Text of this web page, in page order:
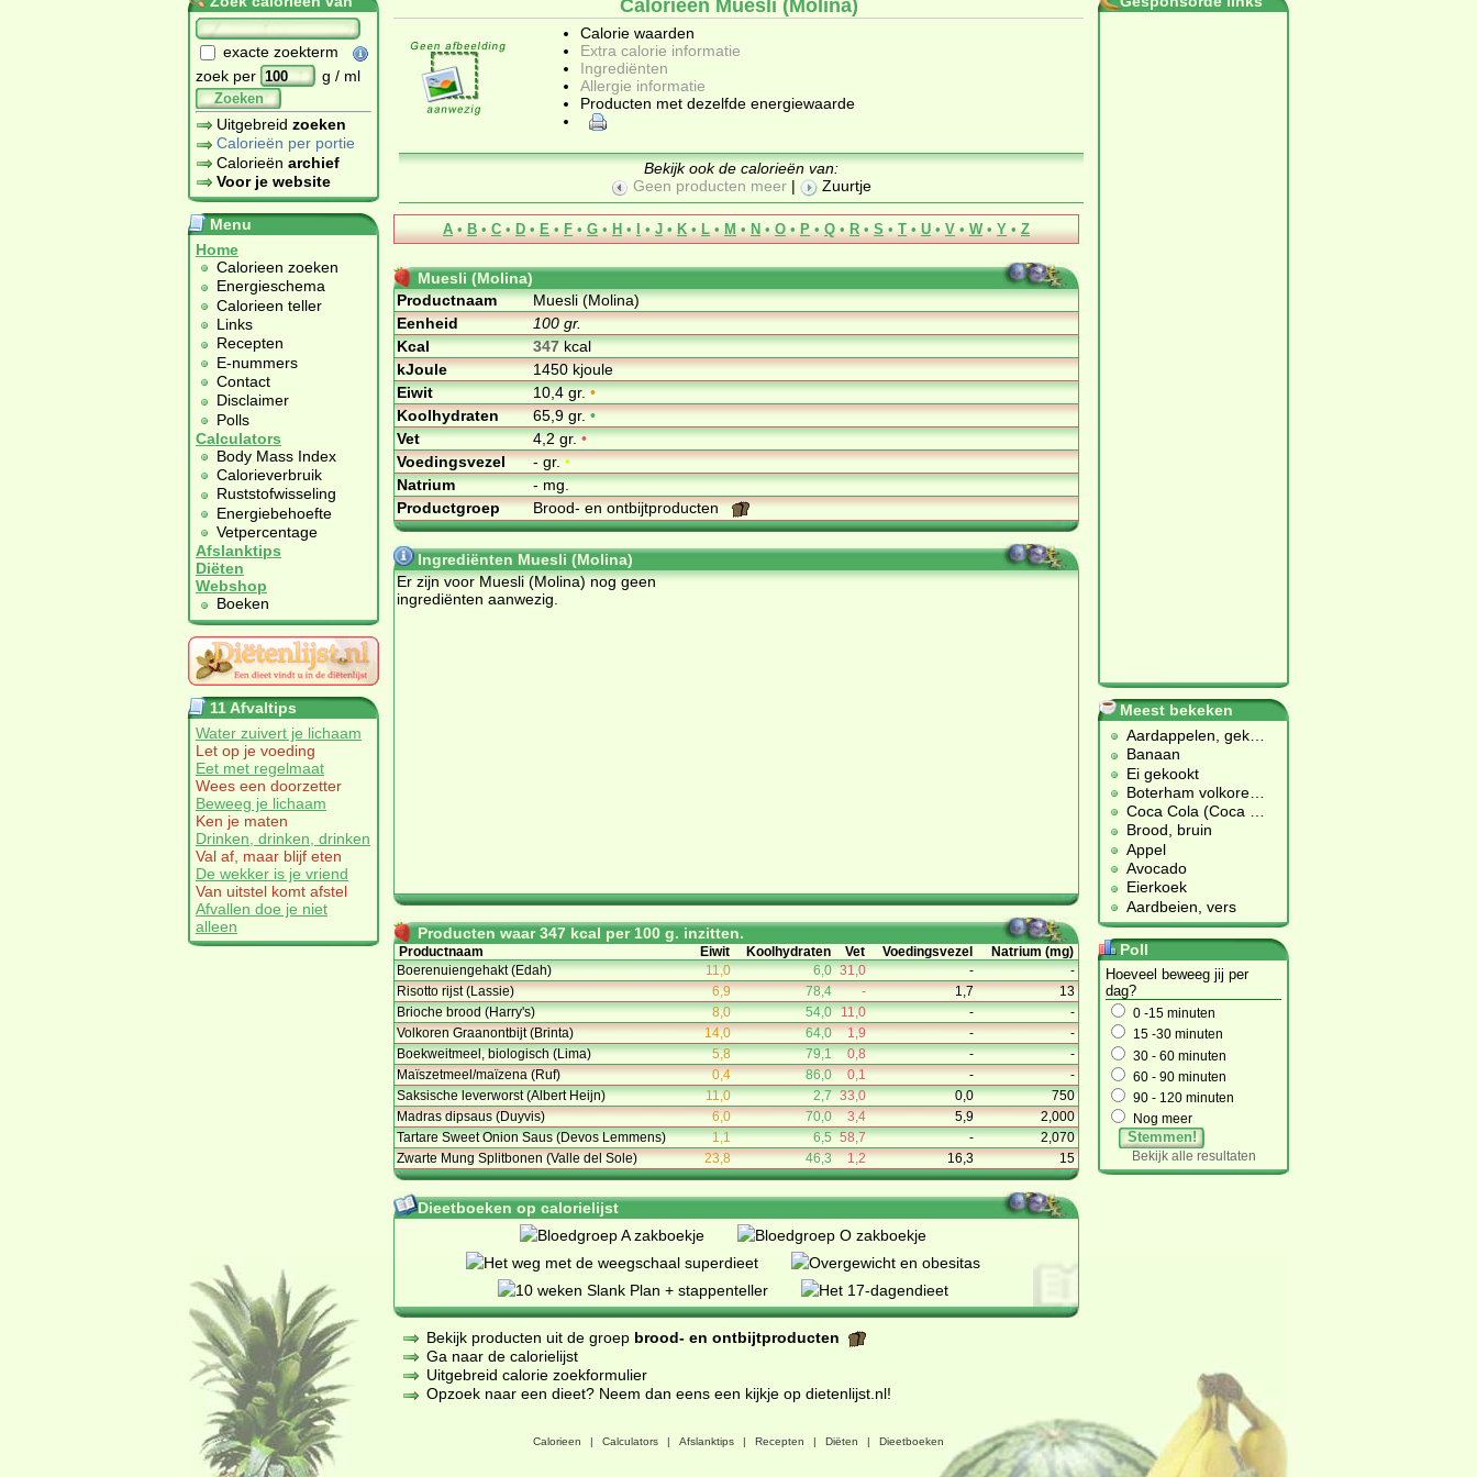
exacte zoekterm
zoek per
g / ml
Zoeken
Uitgebreid zoeken
Calorieën per portie
Calorieën archief
Voor je website
Menu
Home
Calorieen zoeken
Energieschema
Calorieen teller
Links
Recepten
E-nummers
Contact
Disclaimer
Polls
Calculators
Body Mass Index
Calorieverbruik
Ruststofwisseling
Energiebehoefte
Vetpercentage
Afslanktips
Diëten
Webshop
Boeken
11 Afvaltips
Water zuivert je lichaam
Let op je voeding
Eet met regelmaat
Wees een doorzetter
Beweeg je lichaam
Ken je maten
Drinken, drinken, drinken
Val af, maar blijf eten
De wekker is je vriend
Van uitstel komt afstel
Afvallen doe je niet
alleen
Calorieën Muesli (Molina)
Calorie waarden
Extra calorie informatie
Ingrediënten
Allergie informatie
Producten met dezelfde energiewaarde
Bekijk ook de calorieën van:
Geen producten meer | Zuurtje
A • B • C • D • E • F • G • H • I • J • K • L • M • N • O • P • Q • R • S • T • U • V • W • Y • Z
Muesli (Molina)
Productnaam
Muesli (Molina)
Eenheid
100 gr.
Kcal
347kcal
kJoule
1450 kjoule
Eiwit
10,4 gr.•
Koolhydraten
65,9 gr.•
Vet
4,2 gr.•
Voedingsvezel
- gr.•
Natrium
- mg.
Productgroep
Brood- en ontbijtproducten
Ingrediënten Muesli (Molina)
Er zijn voor Muesli (Molina) nog geen
ingrediënten aanwezig.
Producten waar 347 kcal per 100 g. inzitten.
Productnaam Eiwit Koolhydraten Vet Voedingsvezel
Natrium (mg)
Boerenuiengehakt (Edah)
11,0 6,0 31,0 -
-
Risotto rijst (Lassie)
6,9 78,4 - 1,7
13
Brioche brood (Harry's)
8,0 54,0 11,0 -
-
Volkoren Graanontbijt (Brinta)
14,0 64,0 1,9 -
-
Boekweitmeel, biologisch (Lima)
5,8 79,1 0,8 -
-
Maïszetmeel/maïzena (Ruf)
0,4 86,0 0,1 -
-
Saksische leverworst (Albert Heijn)
11,0 2,7 33,0 0,0
750
Madras dipsaus (Duyvis)
6,0 70,0 3,4 5,9
2,000
Tartare Sweet Onion Saus (Devos Lemmens)
1,1 6,5 58,7 -
2,070
Zwarte Mung Splitbonen (Valle del Sole)
23,8 46,3 1,2 16,3 15
Dieetboeken op calorielijst
Bekijk producten uit de groep brood- en ontbijtproducten
Ga naar de calorielijst
Uitgebreid calorie zoekformulier
Opzoek naar een dieet? Neem dan eens een kijkje op dietenlijst.nl!
Meest bekeken
Aardappelen, gek
Banaan
Ei gekookt
Boterham volkore
Coca Cola (Coca
Brood, bruin
Appel
Avocado
Eierkoek
Aardbeien, vers
Poll
Hoeveel beweeg jij per
dag?
0 -15 minuten
15 -30 minuten
30 - 60 minuten
60 - 90 minuten
90 - 120 minuten
Nog meer
Stemmen!
Bekijk alle resultaten
Calorieen | Calculators | Afslanktips | Recepten | Diëten | Dieetboeken